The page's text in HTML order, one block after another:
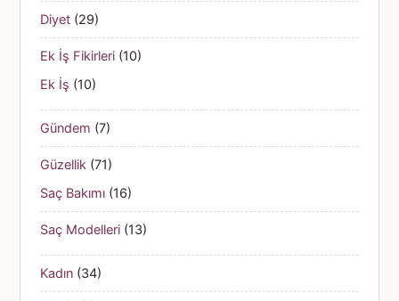
Diyet (29)
Ek İş Fikirleri (10)
Ek İş (10)
Gündem (7)
Güzellik (71)
Saç Bakımı (16)
Saç Modelleri (13)
Kadın (34)